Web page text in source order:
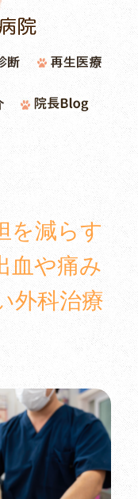
を減らす
血や痛み
外科治療